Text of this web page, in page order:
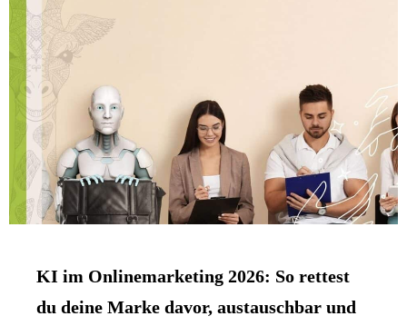
KI im Onlinemarketing 2026: So rettest
du deine Marke davor, austauschbar und